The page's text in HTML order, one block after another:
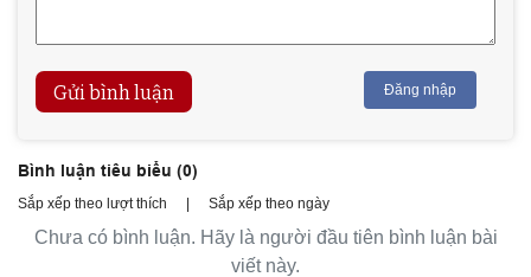
Gửi bình luận Đăng nhập
Bình luận tiêu biểu (0)
Sắp xếp theo lượt thích | Sắp xếp theo ngày
Chưa có bình luận. Hãy là người đầu tiên bình luận bài
viết này.